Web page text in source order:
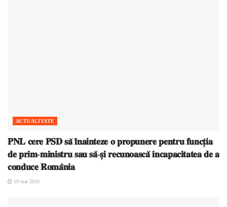
ACTUALITATE
𝐏𝐍𝐋 𝐜𝐞𝐫𝐞 𝐏𝐒𝐃 𝐬𝐚̆ 𝐢̂𝐧𝐚𝐢𝐧𝐭𝐞𝐳𝐞 𝐨 𝐩𝐫𝐨𝐩𝐮𝐧𝐞𝐫𝐞 𝐩𝐞𝐧𝐭𝐫𝐮 𝐟𝐮𝐧𝐜𝐭̦𝐢𝐚
𝐝𝐞 𝐩𝐫𝐢𝐦-𝐦𝐢𝐧𝐢𝐬𝐭𝐫𝐮 𝐬𝐚𝐮 𝐬𝐚̆-𝐬̦𝐢 𝐫𝐞𝐜𝐮𝐧𝐨𝐚𝐬𝐜𝐚̆ 𝐢𝐧𝐜𝐚𝐩𝐚𝐜𝐢𝐭𝐚𝐭𝐞𝐚 𝐝𝐞 𝐚
𝐜𝐨𝐧𝐝𝐮𝐜𝐞 𝐑𝐨𝐦𝐚̂𝐧𝐢𝐚
19 mai 2026